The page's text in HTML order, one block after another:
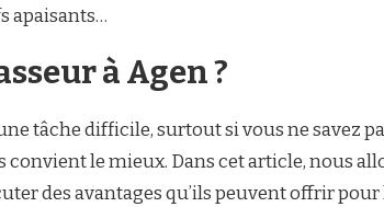
apaisants…
à Agen ?
tâche difficile, surtout si vous ne savez
le mieux. Dans cet article, nous
des avantages qu’ils peuvent offrir